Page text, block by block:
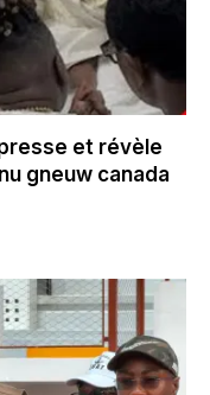
et révèle
gneuw canada